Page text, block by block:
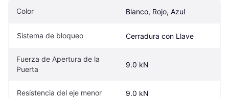
Color Blanco, Rojo, Azul
Sistema de bloqueo Cerradura con Llave
Fuerza de Apertura de la
Puerta
9.0 kN
Resistencia del eje menor 9.0 kN